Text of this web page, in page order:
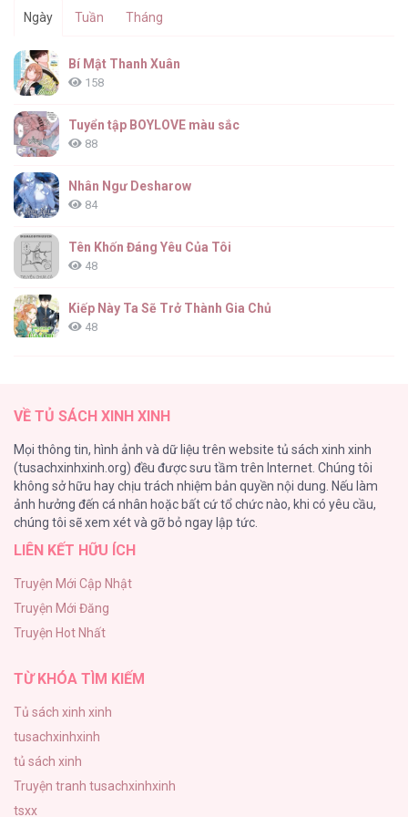
Ký Túc Xá Nam Sinh 627 [...] – Chap 32
Ký Túc Xá Nam Sinh 627 [...] – Chap 28
Ngày Tuần Tháng
Bí Mật Thanh Xuân
158
Tuyển tập BOYLOVE màu sắc
88
Nhân Ngư Desharow
84
Tên Khốn Đáng Yêu Của Tôi
48
Kiếp Này Ta Sẽ Trở Thành Gia Chủ
48
44
Cash Or Credit
44
BÌNH MINH CHIA CẮT BÓNG ĐÊM
ONESHOT CHỊCH VỒN CHỊCH VÃ
31
VỀ TỦ SÁCH XINH XINH
Mọi thông tin, hình ảnh và dữ liệu trên website tủ sách xinh xinh
(tusachxinhxinh.org) đều được sưu tầm trên Internet. Chúng tôi
không sở hữu hay chịu trách nhiệm bản quyền nội dung. Nếu làm
ảnh hưởng đến cá nhân hoặc bất cứ tổ chức nào, khi có yêu cầu,
chúng tôi sẽ xem xét và gỡ bỏ ngay lập tức.
LIÊN KẾT HỮU ÍCH
Truyện Mới Cập Nhật
Truyện Mới Đăng
Truyện Hot Nhất
TỪ KHÓA TÌM KIẾM
Tủ sách xinh xinh
tusachxinhxinh
tủ sách xinh
Truyện tranh tusachxinhxinh
tsxx